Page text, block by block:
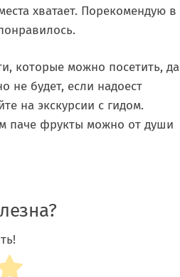
хватает. Порекомендую в
которые можно посетить, да
не будет, если надоест
на экскурсии с гидом.
паче фрукты можно от души